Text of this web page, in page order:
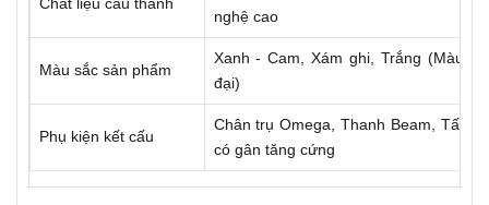
nghệ cao
Màu sắc sản phẩm
Xanh - Cam, Xám ghi, Trắng (Màu
đại)
Phụ kiện kết cấu
Chân trụ Omega, Thanh Beam, Tấm
có gân tăng cứng